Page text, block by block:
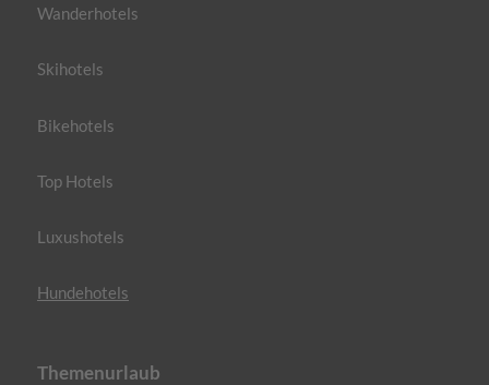
Wanderhotels
Skihotels
Bikehotels
Top Hotels
Luxushotels
Hundehotels
Themenurlaub